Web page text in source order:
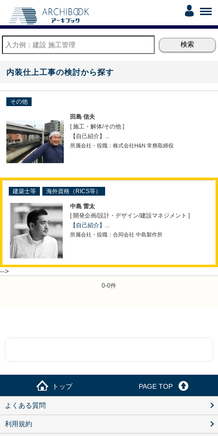
内装仕上工事の検討から探す
その他
田島 信夫
[ 施工・解体/その他 ]
【自己紹介】...
所属会社・役職：株式会社H&N 常務取締役
建築士等 海外資格（RICS等）
中島 雷太
[ 開発企画/設計・デザイン/建設マネジメント ]
【自己紹介】...
所属会社・役職：合同会社 中島製作所
-->
0-0件
トップ PAGE TOP
よくある質問
利用規約